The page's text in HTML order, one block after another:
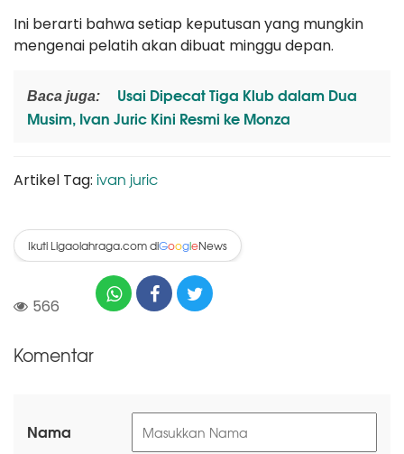
Ini berarti bahwa setiap keputusan yang mungkin
mengenai pelatih akan dibuat minggu depan.
Baca juga:
Usai Dipecat Tiga Klub dalam Dua
Musim, Ivan Juric Kini Resmi ke Monza
Artikel Tag: ivan juric
Ikuti Ligaolahraga.com diGoogleNews
566
Komentar
Nama